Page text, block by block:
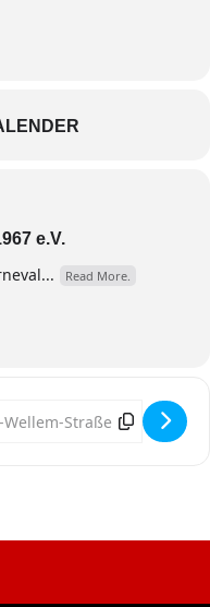
e.V.
Read More.
Ähzezupp, Klaaf &
Address -